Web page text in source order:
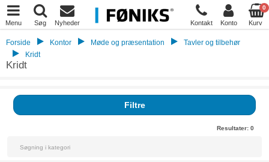
Menu Søg Nyheder Kontakt Konto
0
Kurv
Forside Kontor Møde og præsentation
Tavler og tilbehør
Kridt
Kridt
Filtre
Resultater: 0